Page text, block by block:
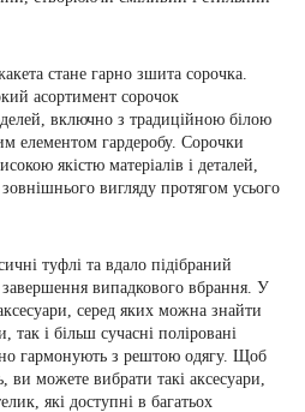
стане гарно зшита сорочка.
асортимент сорочок
включно з традиційною білою
елементом гардеробу. Сорочки
якістю матеріалів і деталей,
вигляду протягом усього
туфлі та вдало підібраний
випадкового вбрання. У
серед яких можна знайти
так і більш сучасні поліровані
гармонують з рештою одягу. Щоб
ви можете вибрати такі аксесуари,
які доступні в багатьох